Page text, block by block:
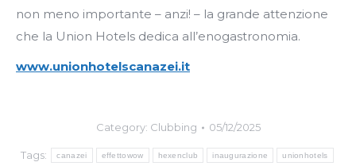
non meno importante – anzi! – la grande attenzione
che la Union Hotels dedica all’enogastronomia.
www.unionhotelscanazei.it
Category: Clubbing 05/12/2025
Tags: canazei effettowow hexenclub inaugurazione unionhotels